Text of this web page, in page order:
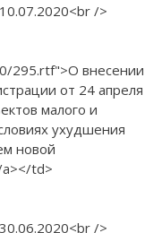
/>
295.rtf">О внесении
от 24 апреля
малого и
ухудшения
новой
td>
/>